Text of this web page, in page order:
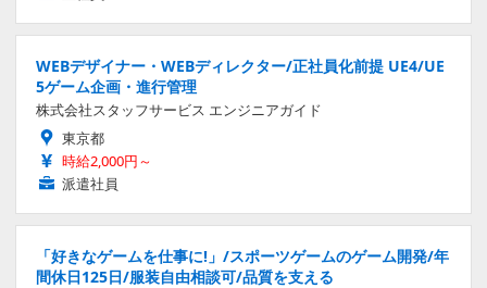
WEBデザイナー・WEBディレクター/正社員化前提 UE4/UE
5ゲーム企画・進行管理
株式会社スタッフサービス エンジニアガイド
東京都
時給2,000円～
派遣社員
「好きなゲームを仕事に!」/スポーツゲームのゲーム開発/年
間休日125日/服装自由相談可/品質を支える